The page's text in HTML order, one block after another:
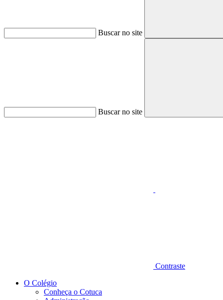
Buscar no site
Buscar no site
Contraste
O Colégio
Conheça o Cotuca